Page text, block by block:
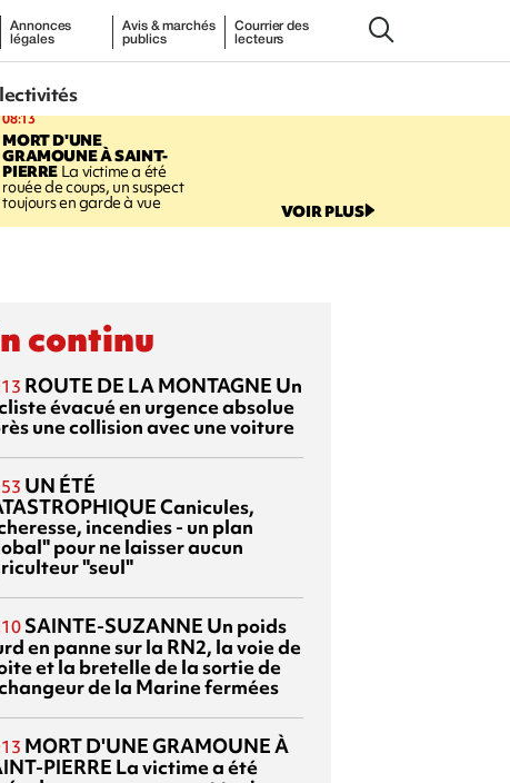
Annonces
légales
Avis & marchés
publics
Courrier des
lecteurs
08:13
MORT D'UNE
GRAMOUNE À SAINT-
PIERRE La victime a été
rouée de coups, un suspect
toujours en garde à vue VOIR PLUS
continu
ROUTE DE LA MONTAGNE Un
évacué en urgence absolue
une collision avec une voiture
UN ÉTÉ
Canicules,
incendies - un plan
pour ne laisser aucun
"seul"
SAINTE-SUZANNE Un poids
en panne sur la RN2, la voie de
et la bretelle de la sortie de
de la Marine fermées
MORT D'UNE GRAMOUNE À
PIERRE La victime a été